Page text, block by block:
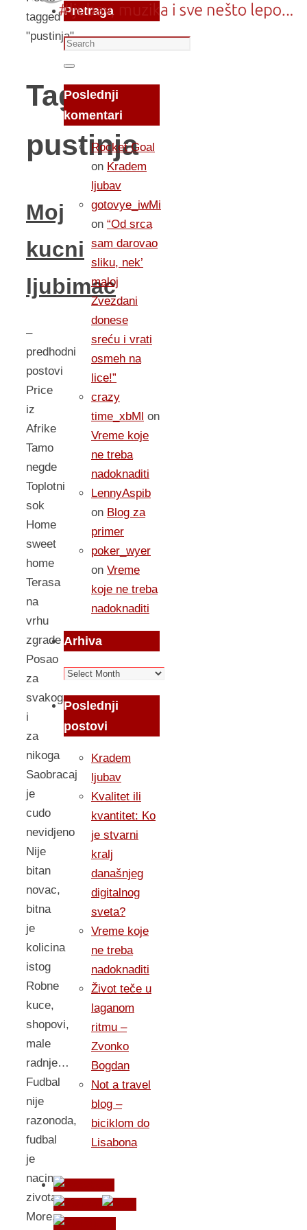
tagged
"pustinja"
Tag:
pustinja
Moj
kucni
ljubimac
–
predhodni
postovi
Price
iz
Afrike
Tamo
negde
Toplotni
sok
Home
sweet
home
Terasa
na
vrhu
zgrade
Posao
za
svakoga
i
za
nikoga
Saobracaj
je
cudo
nevidjeno
Nije
bitan
novac,
bitna
je
kolicina
istog
Robne
kuce,
shopovi,
male
radnje…
Fudbal
nije
razonoda,
fudbal
je
nacin
zivota
More,
Pretraga
Search
for:
Search
Poslednji
komentari
Rocket Goal
on Kradem
ljubav
gotovye_iwMi
on “Od srca
sam darovao
sliku, nek’
maloj
Zvezdani
donese
sreću i vrati
osmeh na
lice!”
crazy
time_xbMl on
Vreme koje
ne treba
nadoknaditi
LennyAspib
on Blog za
primer
poker_wyer
on Vreme
koje ne treba
nadoknaditi
Arhiva
Arhiva
Poslednji
postovi
Kradem
ljubav
Kvalitet ili
kvantitet: Ko
je stvarni
kralj
današnjeg
digitalnog
sveta?
Vreme koje
ne treba
nadoknaditi
Život teče u
laganom
ritmu –
Zvonko
Bogdan
Not a travel
blog –
biciklom do
Lisabona